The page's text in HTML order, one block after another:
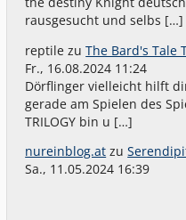
rausgesucht und selbs […]
reptile zuThe Bard's Tale
Fr., 16.08.2024 11:24
Dörflinger vielleicht hilft
gerade am Spielen des
TRILOGY bin u […]
nureinblog.at zu
Sa., 11.05.2024 16:39